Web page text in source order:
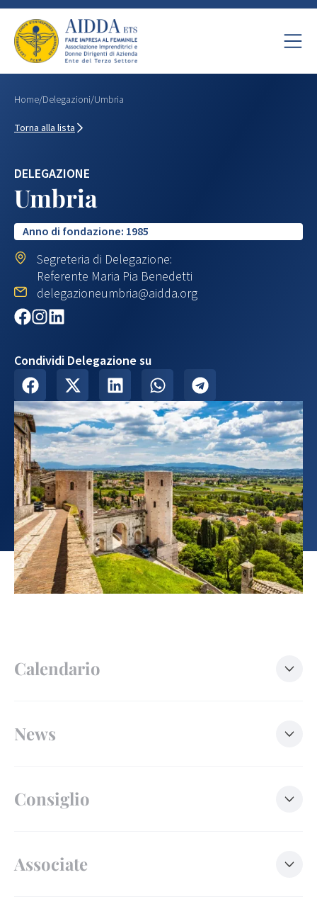
Home/Delegazioni/Umbria
Torna alla lista
DELEGAZIONE
Umbria
Anno di fondazione: 1985
Segreteria di Delegazione:
Referente Maria Pia Benedetti
delegazioneumbria@aidda.org
Condividi Delegazione su
Calendario
News
Consiglio
Associate